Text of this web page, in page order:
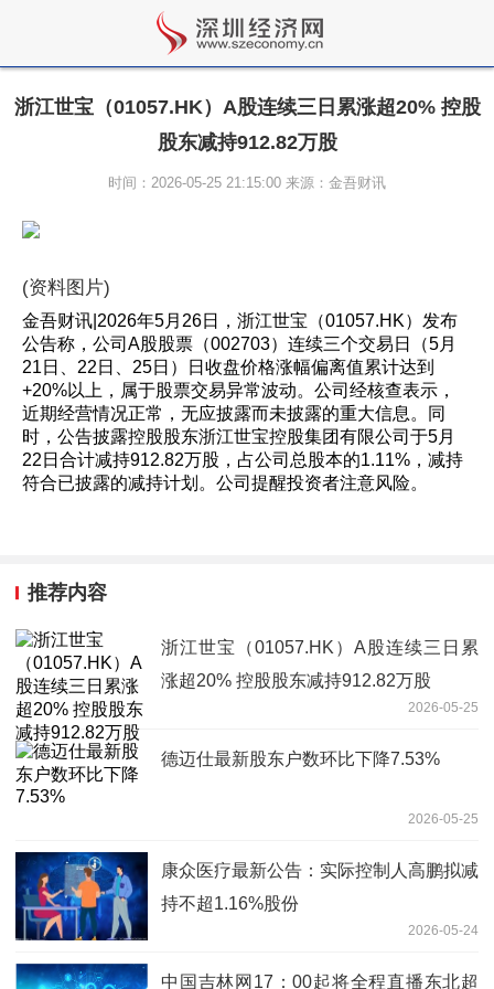
浙江世宝（01057.HK）A股连续三日累涨超20% 控股
股东减持912.82万股
时间：2026-05-25 21:15:00 来源：金吾财讯
(资料图片)
金吾财讯|2026年5月26日，浙江世宝（01057.HK）发布
公告称，公司A股股票（002703）连续三个交易日（5月
21日、22日、25日）日收盘价格涨幅偏离值累计达到
+20%以上，属于股票交易异常波动。公司经核查表示，
近期经营情况正常，无应披露而未披露的重大信息。同
时，公告披露控股股东浙江世宝控股集团有限公司于5月
22日合计减持912.82万股，占公司总股本的1.11%，减持
符合已披露的减持计划。公司提醒投资者注意风险。
推荐内容
浙江世宝（01057.HK）A股连续三日累
涨超20% 控股股东减持912.82万股
2026-05-25
德迈仕最新股东户数环比下降7.53%
2026-05-25
康众医疗最新公告：实际控制人高鹏拟减
持不超1.16%股份
2026-05-24
中国吉林网17：00起将全程直播东北超